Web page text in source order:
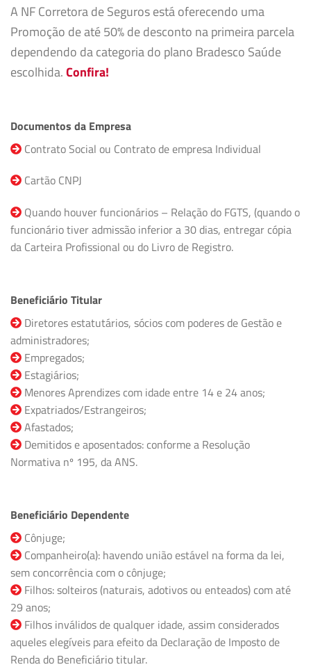
A NF Corretora de Seguros está oferecendo uma
Promoção de até 50% de desconto na primeira parcela
dependendo da categoria do plano Bradesco Saúde
escolhida.Confira!
Documentos da Empresa
Contrato Social ou Contrato de empresa Individual
Cartão CNPJ
Quando houver funcionários – Relação do FGTS, (quando o
funcionário tiver admissão inferior a 30 dias, entregar cópia
da Carteira Profissional ou do Livro de Registro.
Beneficiário Titular
Diretores estatutários, sócios com poderes de Gestão e
administradores;
Empregados;
Estagiários;
Menores Aprendizes com idade entre 14 e 24 anos;
Expatriados/Estrangeiros;
Afastados;
Demitidos e aposentados: conforme a Resolução
Normativa nº 195, da ANS.
Beneficiário Dependente
Cônjuge;
Companheiro(a): havendo união estável na forma da lei,
sem concorrência com o cônjuge;
Filhos: solteiros (naturais, adotivos ou enteados) com até
29 anos;
Filhos inválidos de qualquer idade, assim considerados
aqueles elegíveis para efeito da Declaração de Imposto de
Renda do Beneficiário titular.